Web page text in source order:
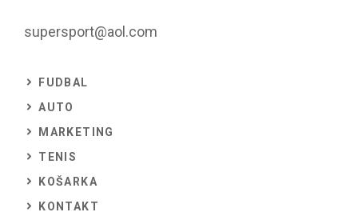
supersport@aol.com
FUDBAL
AUTO
MARKETING
TENIS
KOŠARKA
KONTAKT